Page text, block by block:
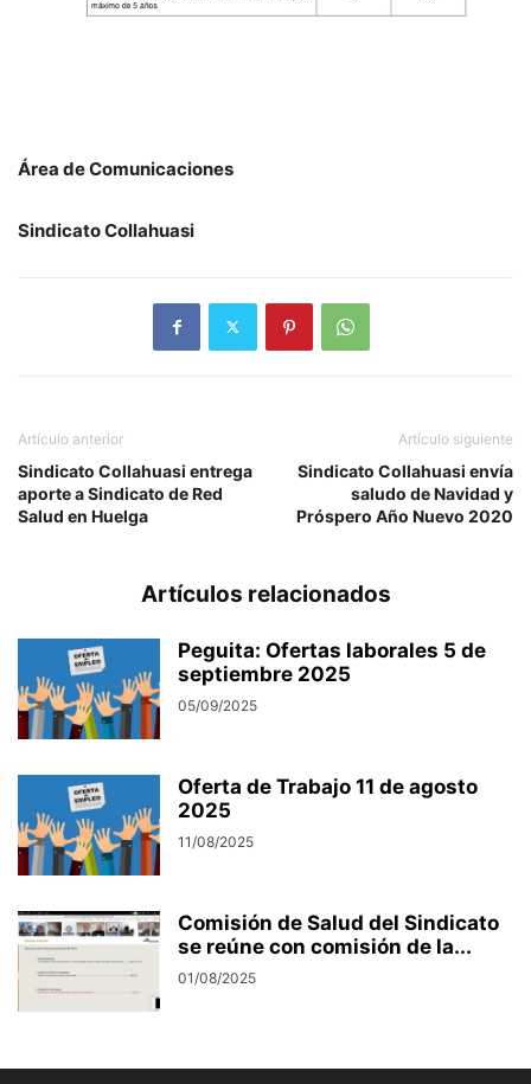
Área de Comunicaciones
Sindicato Collahuasi
Artículo anterior
Sindicato Collahuasi entrega
aporte a Sindicato de Red
Salud en Huelga
Artículo siguiente
Sindicato Collahuasi envía
saludo de Navidad y
Próspero Año Nuevo 2020
Artículos relacionados
Peguita: Ofertas laborales 5 de
septiembre 2025
05/09/2025
Oferta de Trabajo 11 de agosto
2025
11/08/2025
Comisión de Salud del Sindicato
se reúne con comisión de la...
01/08/2025